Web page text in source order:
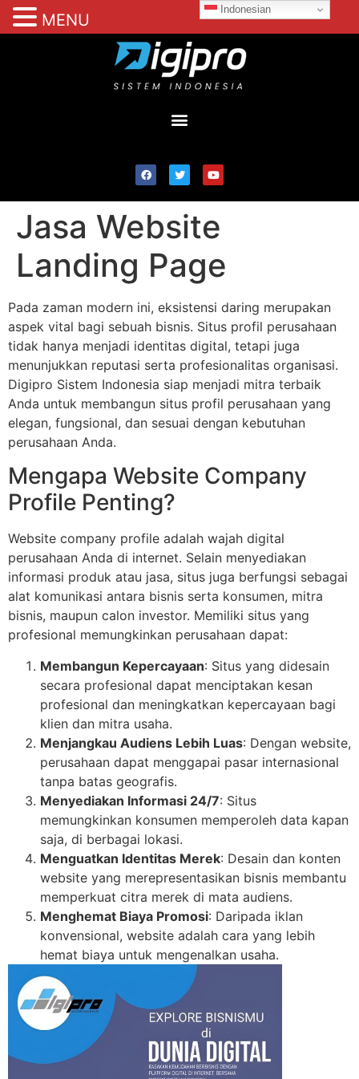
Jasa Website
Landing Page
Pada zaman modern ini, eksistensi daring merupakan
aspek vital bagi sebuah bisnis. Situs profil perusahaan
tidak hanya menjadi identitas digital, tetapi juga
menunjukkan reputasi serta profesionalitas organisasi.
Digipro Sistem Indonesia siap menjadi mitra terbaik
Anda untuk membangun situs profil perusahaan yang
elegan, fungsional, dan sesuai dengan kebutuhan
perusahaan Anda.
Mengapa Website Company
Profile Penting?
Website company profile adalah wajah digital
perusahaan Anda di internet. Selain menyediakan
informasi produk atau jasa, situs juga berfungsi sebagai
alat komunikasi antara bisnis serta konsumen, mitra
bisnis, maupun calon investor. Memiliki situs yang
profesional memungkinkan perusahaan dapat:
Membangun Kepercayaan: Situs yang didesain
secara profesional dapat menciptakan kesan
profesional dan meningkatkan kepercayaan bagi
klien dan mitra usaha.
Menjangkau Audiens Lebih Luas: Dengan website,
perusahaan dapat menggapai pasar internasional
tanpa batas geografis.
Menyediakan Informasi 24/7: Situs
memungkinkan konsumen memperoleh data kapan
saja, di berbagai lokasi.
Menguatkan Identitas Merek: Desain dan konten
website yang merepresentasikan bisnis membantu
memperkuat citra merek di mata audiens.
Menghemat Biaya Promosi: Daripada iklan
konvensional, website adalah cara yang lebih
hemat biaya untuk mengenalkan usaha.
Indonesian
MENU